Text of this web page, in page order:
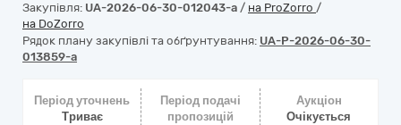
Закупівля: UA-2026-06-30-012043-a / на ProZorro /
на DoZorro
Рядок плану закупівлі та обґрунтування: UA-P-2026-06-30-
013859-a
Період уточнень
Триває
Період подачі
пропозицій
Аукціон
Очікується